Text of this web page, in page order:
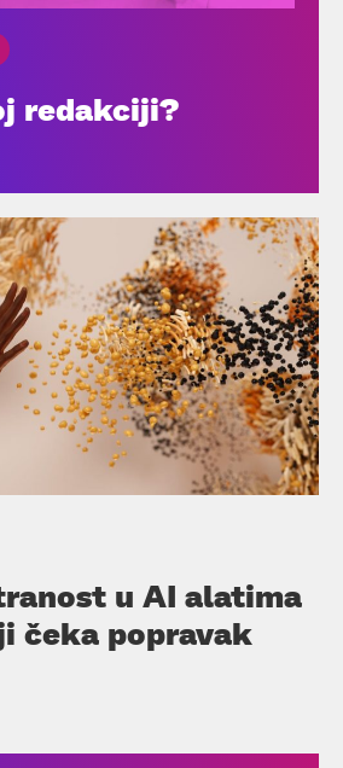
redakciji?
u AI alatima
čeka popravak